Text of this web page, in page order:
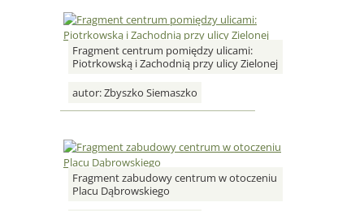
Fragment centrum pomiędzy ulicami:
Piotrkowską i Zachodnią przy ulicy Zielonej
autor:Zbyszko Siemaszko
Fragment zabudowy centrum w otoczeniu
Placu Dąbrowskiego